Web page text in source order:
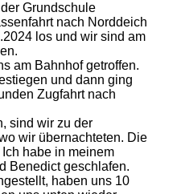
Grundschule
nach Norddeich
los und wir sind am
am Bahnhof getroffen.
und dann ging
Zugfahrt nach
sind wir zu der
wir übernachteten. Die
habe in meinem
Benedict geschlafen.
haben uns 10